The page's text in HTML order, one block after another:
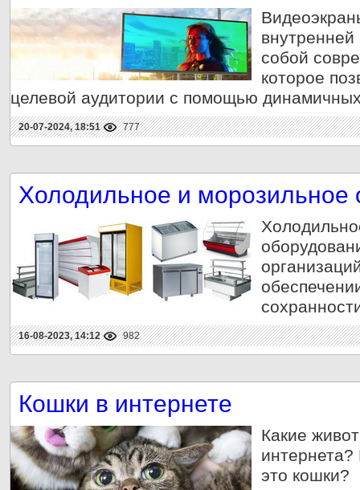
собой
которое
целевой аудитории с помощью
20-07-2024, 18:51 777
Холодильное и морозильное
16-08-2023, 14:12 982
Кошки в интернете
Какие
это кошки?